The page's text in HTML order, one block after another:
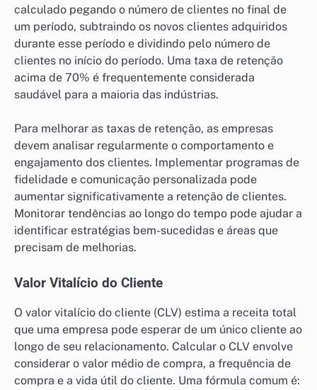
calculado pegando o número de clientes no final de
um período, subtraindo os novos clientes adquiridos
durante esse período e dividindo pelo número de
clientes no início do período. Uma taxa de retenção
acima de 70% é frequentemente considerada
saudável para a maioria das indústrias.
Para melhorar as taxas de retenção, as empresas
devem analisar regularmente o comportamento e
engajamento dos clientes. Implementar programas de
fidelidade e comunicação personalizada pode
aumentar significativamente a retenção de clientes.
Monitorar tendências ao longo do tempo pode ajudar a
identificar estratégias bem-sucedidas e áreas que
precisam de melhorias.
Valor Vitalício do Cliente
O valor vitalício do cliente (CLV) estima a receita total
que uma empresa pode esperar de um único cliente ao
longo de seu relacionamento. Calcular o CLV envolve
considerar o valor médio de compra, a frequência de
compra e a vida útil do cliente. Uma fórmula comum é: